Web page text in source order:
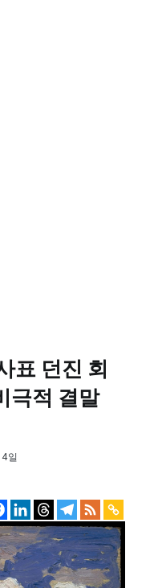
표 던진 회
극적 결말
일